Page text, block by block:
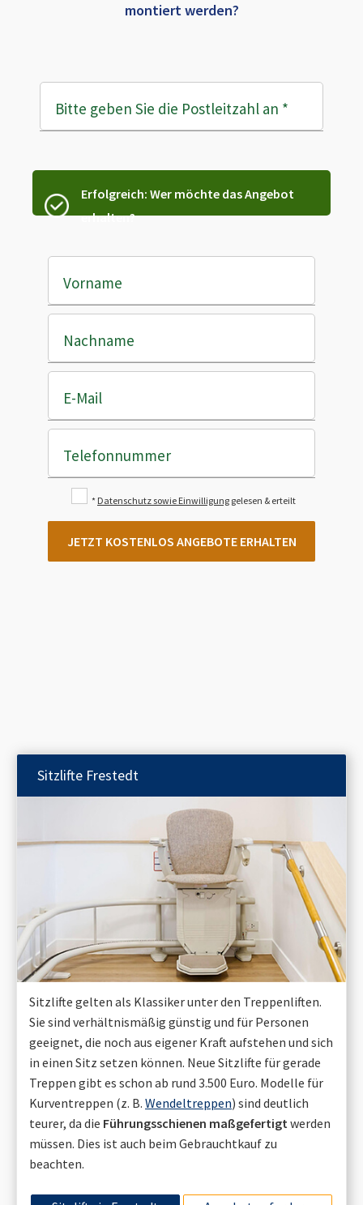
montiert werden?
Bitte geben Sie die Postleitzahl an *
Erfolgreich: Wer möchte das Angebot
erhalten?
Vorname
Nachname
E-Mail
Telefonnummer
* Datenschutz sowie Einwilligung gelesen & erteilt
JETZT KOSTENLOS ANGEBOTE ERHALTEN
Sitzlifte Frestedt
Sitzlifte gelten als Klassiker unter den Treppenliften.
Sie sind verhältnismäßig günstig und für Personen
geeignet, die noch aus eigener Kraft aufstehen und sich
in einen Sitz setzen können. Neue Sitzlifte für gerade
Treppen gibt es schon ab rund 3.500 Euro. Modelle für
Kurventreppen (z. B. Wendeltreppen) sind deutlich
teurer, da die Führungsschienen maßgefertigt werden
müssen. Dies ist auch beim Gebrauchtkauf zu
beachten.